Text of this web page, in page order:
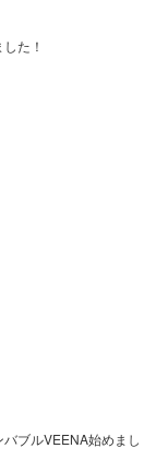
た！
バブルVEENA始めまし